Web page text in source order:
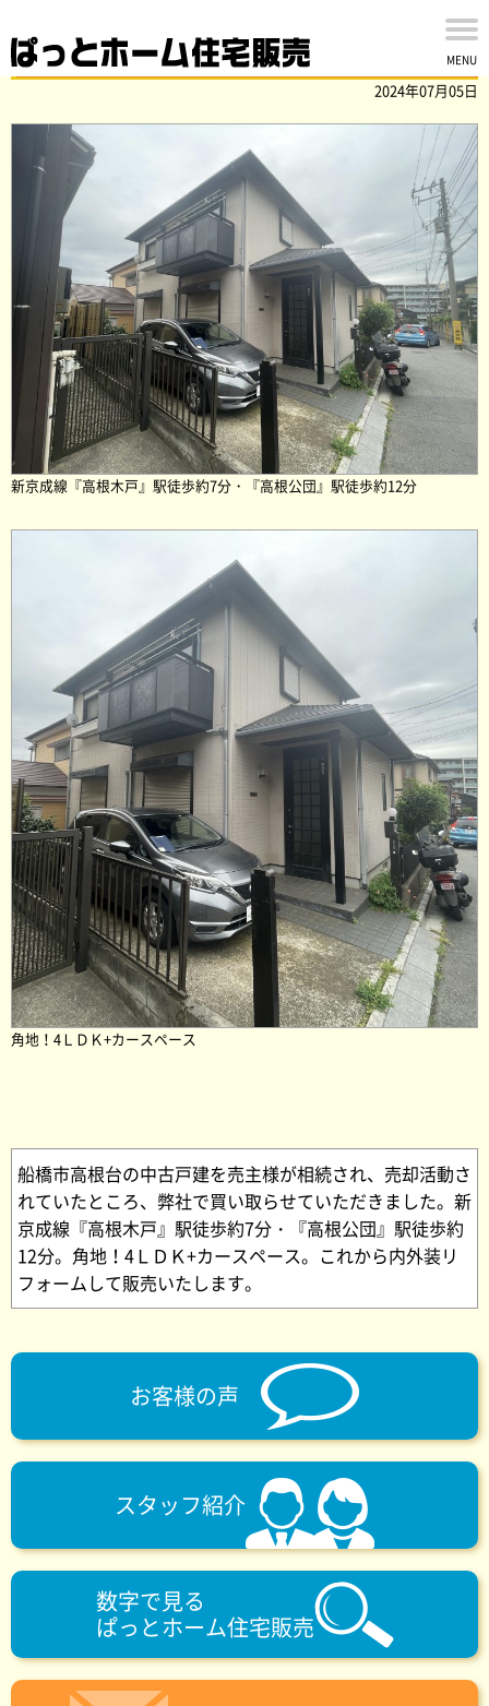
MENU
船橋市高根台の中古戸建を買取ました！
2024年07月05日
新京成線『高根木戸』駅徒歩約7分・『高根公団』駅徒歩約12分
角地！4ＬＤＫ+カースペース
船橋市高根台の中古戸建を売主様が相続され、売却活動さ
れていたところ、弊社で買い取らせていただきました。新
京成線『高根木戸』駅徒歩約7分・『高根公団』駅徒歩約
12分。角地！4ＬＤＫ+カースペース。これから内外装リ
フォームして販売いたします。
お客様の声
スタッフ紹介
数字で見る
ぱっとホーム住宅販売